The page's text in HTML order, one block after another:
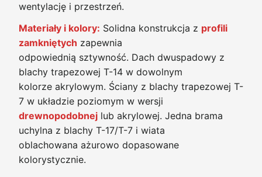
wentylację i przestrzeń.
Materiały i kolory: Solidna konstrukcja z profili
zamkniętych zapewnia
odpowiednią sztywność. Dach dwuspadowy z
blachy trapezowej T-14 w dowolnym
kolorze akrylowym. Ściany z blachy trapezowej T-
7 w układzie poziomym w wersji
drewnopodobnej lub akrylowej. Jedna brama
uchylna z blachy T-17/T-7 i wiata
oblachowana ażurowo dopasowane
kolorystycznie.